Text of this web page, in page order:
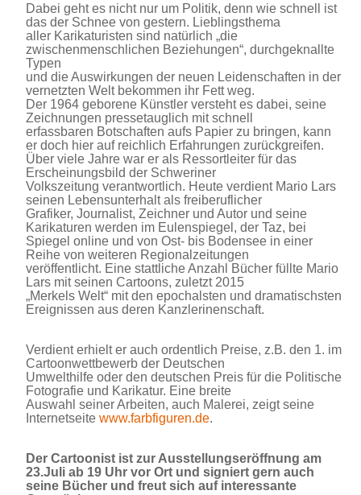
Dabei geht es nicht nur um Politik, denn wie schnell ist
das der Schnee von gestern. Lieblingsthema
aller Karikaturisten sind natürlich „die
zwischenmenschlichen Beziehungen“, durchgeknallte
Typen
und die Auswirkungen der neuen Leidenschaften in der
vernetzten Welt bekommen ihr Fett weg.
Der 1964 geborene Künstler versteht es dabei, seine
Zeichnungen pressetauglich mit schnell
erfassbaren Botschaften aufs Papier zu bringen, kann
er doch hier auf reichlich Erfahrungen zurückgreifen.
Über viele Jahre war er als Ressortleiter für das
Erscheinungsbild der Schweriner
Volkszeitung verantwortlich. Heute verdient Mario Lars
seinen Lebensunterhalt als freiberuflicher
Grafiker, Journalist, Zeichner und Autor und seine
Karikaturen werden im Eulenspiegel, der Taz, bei
Spiegel online und von Ost- bis Bodensee in einer
Reihe von weiteren Regionalzeitungen
veröffentlicht. Eine stattliche Anzahl Bücher füllte Mario
Lars mit seinen Cartoons, zuletzt 2015
„Merkels Welt“ mit den epochalsten und dramatischsten
Ereignissen aus deren Kanzlerinenschaft.
Verdient erhielt er auch ordentlich Preise, z.B. den 1. im
Cartoonwettbewerb der Deutschen
Umwelthilfe oder den deutschen Preis für die Politische
Fotografie und Karikatur. Eine breite
Auswahl seiner Arbeiten, auch Malerei, zeigt seine
Internetseite www.farbfiguren.de.
Der Cartoonist ist zur Ausstellungseröffnung am
23.Juli ab 19 Uhr vor Ort und signiert gern auch
seine Bücher und freut sich auf interessante